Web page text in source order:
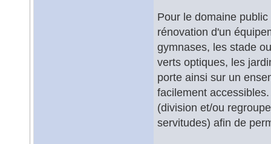
Pour le domaine
rénovation d'un
gymnases, les stade
verts optiques, les
porte ainsi sur un
facilement
(division et/ou
servitudes) afin de